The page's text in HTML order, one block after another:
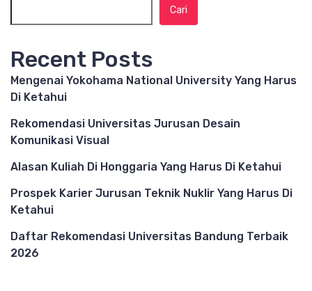
Cari
Recent Posts
Mengenai Yokohama National University Yang Harus
Di Ketahui
Rekomendasi Universitas Jurusan Desain
Komunikasi Visual
Alasan Kuliah Di Honggaria Yang Harus Di Ketahui
Prospek Karier Jurusan Teknik Nuklir Yang Harus Di
Ketahui
Daftar Rekomendasi Universitas Bandung Terbaik
2026